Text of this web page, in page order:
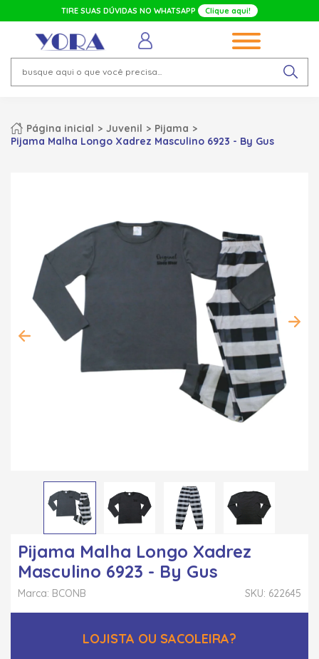
TIRE SUAS DÚVIDAS NO WHATSAPP Clique aqui!
Página inicial Juvenil
Pijama
Pijama Malha Longo Xadrez Masculino 6923 - By Gus
Pijama Malha Longo Xadrez
Masculino 6923 - By Gus
SKU: 622645
Marca: BCONB
LOJISTA OU SACOLEIRA?